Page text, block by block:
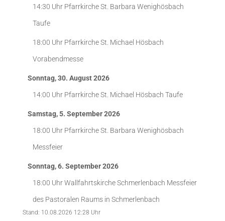
14:30 Uhr Pfarrkirche St. Barbara Wenighösbach
Taufe
18:00 Uhr Pfarrkirche St. Michael Hösbach
Vorabendmesse
Sonntag, 30. August 2026
14:00 Uhr Pfarrkirche St. Michael Hösbach Taufe
Samstag, 5. September 2026
18:00 Uhr Pfarrkirche St. Barbara Wenighösbach
Messfeier
Sonntag, 6. September 2026
18:00 UhrWallfahrtskirche Schmerlenbach Messfeier
des Pastoralen Raums in Schmerlenbach
Stand: 10.08.2026 12:28 Uhr